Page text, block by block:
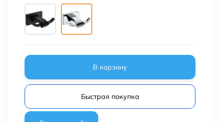
В корзину
Быстрая покупка